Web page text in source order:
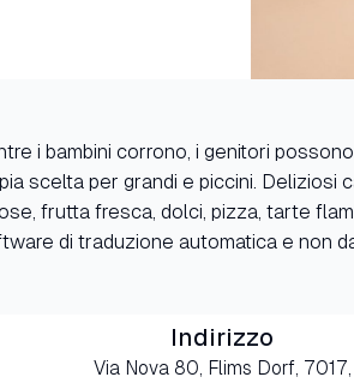
i bambini corrono, i genitori
scelta per grandi e piccini.
frutta fresca, dolci, pizza, tarte
di traduzione automatica e non
Indirizzo
Via Nova 80, Flims Dorf, 7017,